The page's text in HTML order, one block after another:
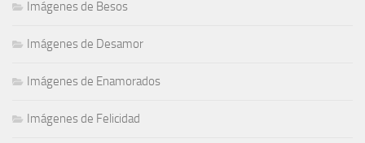
Imágenes de Besos
Imágenes de Desamor
Imágenes de Enamorados
Imágenes de Felicidad